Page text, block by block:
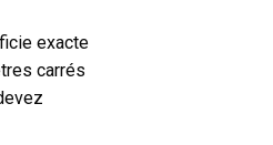
exacte
carrés